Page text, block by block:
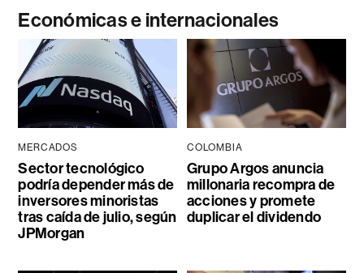
Económicas e internacionales
MERCADOS
Sector tecnológico
podría depender más de
inversores minoristas
tras caída de julio, según
JPMorgan
COLOMBIA
Grupo Argos anuncia
millonaria recompra de
acciones y promete
duplicar el dividendo